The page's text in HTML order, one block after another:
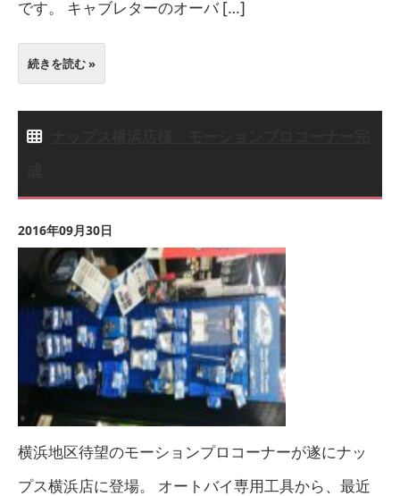
です。 キャブレターのオーバ […]
続きを読む »
2016年09月30日
横浜地区待望のモーションプロコーナーが遂にナッ
プス横浜店に登場。 オートバイ専用工具から、最近